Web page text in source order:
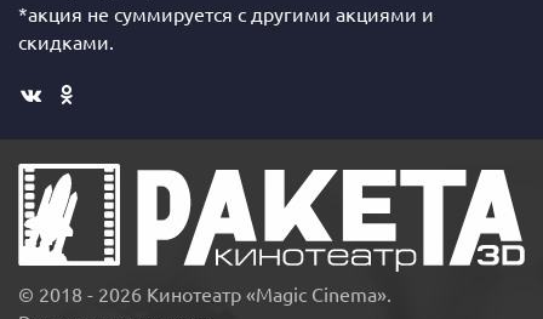
*акция не суммируется с другими акциями и
скидками.
© 2018 - 2026 Кинотеатр «Magic Cinema».